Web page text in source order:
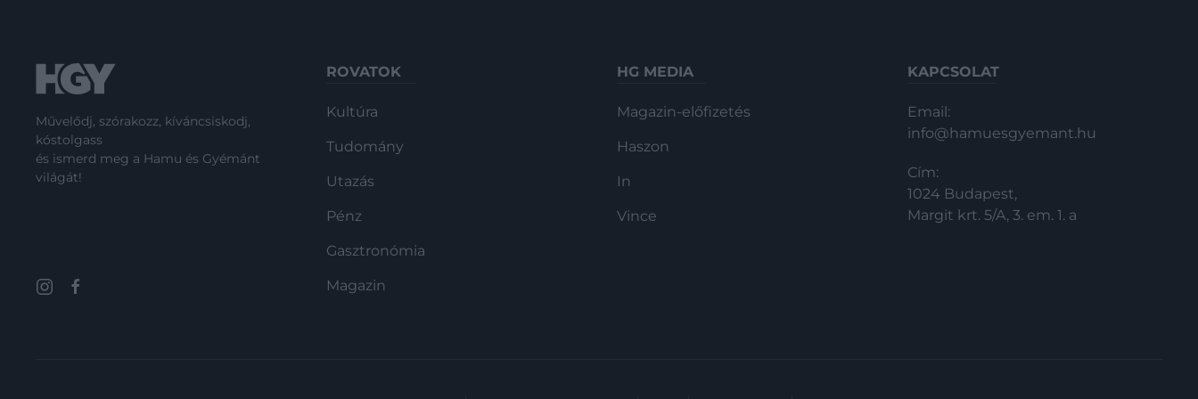
Művelődj, szórakozz, kíváncsiskodj,
kóstolgass
és ismerd meg a Hamu és Gyémánt
világát!
ROVATOK
Kultúra
Tudomány
Utazás
Pénz
Gasztronómia
Magazin
HG MEDIA
Magazin-előfizetés
Haszon
In
Vince
KAPCSOLAT
Email:
info@hamuesgyemant.hu
Cím:
1024 Budapest,
Margit krt. 5/A, 3. em. 1. a